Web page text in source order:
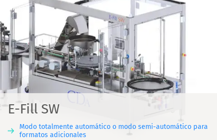
E-Fill SW
Modo totalmente automático o modo semi-automático para
formatos adicionales